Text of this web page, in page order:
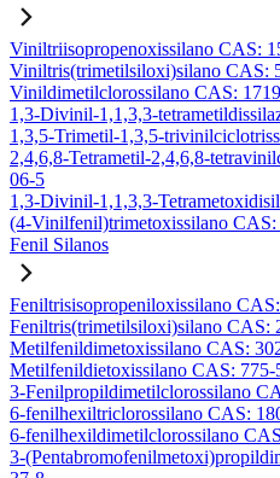
Viniltriisopropenoxissilano CAS:
Viniltris(trimetilsiloxi)silano CAS:
Vinildimetilclorossilano CAS:
1,3-Divinil-1,1,3,3-
1,3,5-Trimetil-1,3,5-
2,4,6,8-Tetrametil-2,4,6,8-
06-5
1,3-Divinil-1,1,3,3-
(4-Vinilfenil)trimetoxissilano CAS:
Fenil Silanos
Feniltrisisopropeniloxissilano
Feniltris(trimetilsiloxi)silano CAS:
Metilfenildimetoxissilano CAS:
Metilfenildietoxissilano CAS: 775-
3-Fenilpropildimetilclorossilano
6-fenilhexiltriclorossilano CAS:
6-fenilhexildimetilclorossilano
3-